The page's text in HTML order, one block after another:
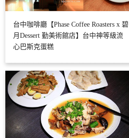
台中咖啡廳【Phase Coffee Roasters x 碧
月Dessert 勤美術館店】台中神等級流
心巴斯克蛋糕